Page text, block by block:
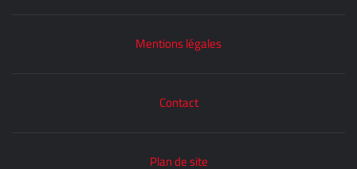
Mentions légales
Contact
Plan de site